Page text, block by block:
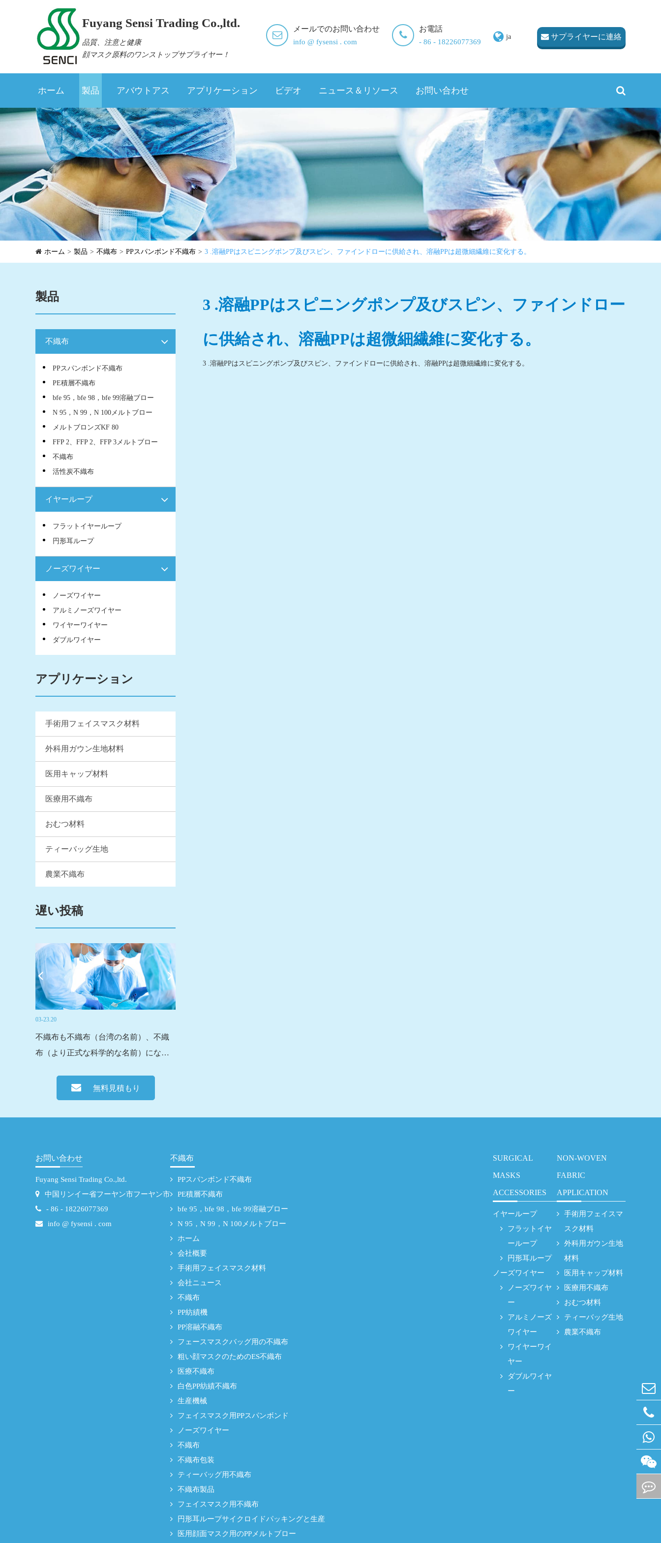
Fuyang Sensi Trading Co.,ltd.
品質、注意と健康
顔マスク原料のワンストップサプライヤー！
メールでのお問い合わせ
info @ fysensi . com
お電話
- 86 - 18226077369
ja サプライヤーに連絡
ホーム 製品 アバウトアス アプリケーション ビデオ ニュース＆リソース お問い合わせ
ホーム 製品 不織布 PPスパンボンド不織布 3 .溶融PPはスピニングポンプ及びスピン、ファインドローに供給され、溶融PPは超微細繊維に変化する。
製品
不織布
PPスパンボンド不織布
PE積層不織布
bfe 95，bfe 98，bfe 99溶融ブロー
N 95，N 99，N 100メルトブロー
メルトブロンズKF 80
FFP 2、FFP 2、FFP 3メルトブロー
不織布
活性炭不織布
イヤーループ
フラットイヤーループ
円形耳ループ
ノーズワイヤー
ノーズワイヤー
アルミノーズワイヤー
ワイヤーワイヤー
ダブルワイヤー
アプリケーション
手術用フェイスマスク材料
外科用ガウン生地材料
医用キャップ材料
医療用不織布
おむつ材料
ティーバッグ生地
農業不織布
遅い投稿
03-23.20
不織布も不織布（台湾の名前）、不織
布（より正式な科学的な名前）になり
や他の製織方法、すべてがfibeを通過す
るかどうか。
無料見積もり
3 .溶融PPはスピニングポンプ及びスピン、ファインドロー
に供給され、溶融PPは超微細繊維に変化する。
3 .溶融PPはスピニングポンプ及びスピン、ファインドローに供給され、溶融PPは超微細繊維に変化する。
お問い合わせ
Fuyang Sensi Trading Co.,ltd.
中国リンイー省フーヤン市フーヤン市
- 86 - 18226077369
info @ fysensi . com
不織布
PPスパンボンド不織布
PE積層不織布
bfe 95，bfe 98，bfe 99溶融ブロー
N 95，N 99，N 100メルトブロー
ホーム
会社概要
手術用フェイスマスク材料
会社ニュース
不織布
PP紡績機
PP溶融不織布
フェースマスクバッグ用の不織布
粗い顔マスクのためのES不織布
医療不織布
白色PP紡績不織布
生産機械
フェイスマスク用PPスパンボンド
ノーズワイヤー
不織布
不織布包装
ティーバッグ用不織布
不織布製品
フェイスマスク用不織布
円形耳ループサイクロイドパッキングと生産
医用顔面マスク用のPPメルトブロー
SURGICAL
MASKS
ACCESSORIES
イヤーループ
フラットイヤ
ーループ
円形耳ループ
ノーズワイヤー
ノーズワイヤ
ー
アルミノーズ
ワイヤー
ワイヤーワイ
ヤー
ダブルワイヤ
ー
NON-WOVEN
FABRIC
APPLICATION
手術用フェイスマ
スク材料
外科用ガウン生地
材料
医用キャップ材料
医療用不織布
おむつ材料
ティーバッグ生地
農業不織布